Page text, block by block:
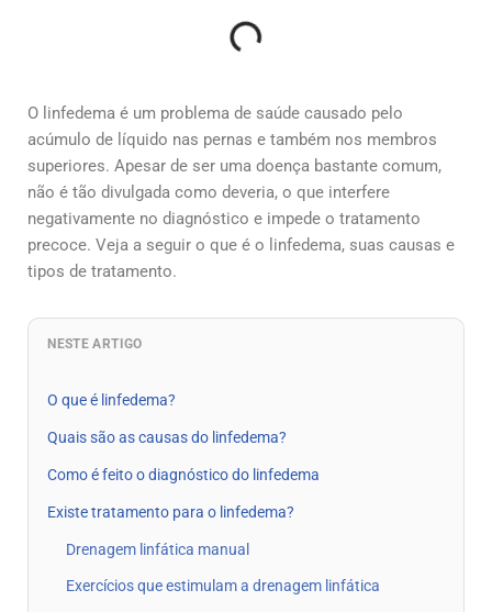
O linfedema é um problema de saúde causado pelo
acúmulo de líquido nas pernas e também nos membros
superiores. Apesar de ser uma doença bastante comum,
não é tão divulgada como deveria, o que interfere
negativamente no diagnóstico e impede o tratamento
precoce. Veja a seguir o que é o linfedema, suas causas e
tipos de tratamento.
NESTE ARTIGO
O que é linfedema?
Quais são as causas do linfedema?
Como é feito o diagnóstico do linfedema
Existe tratamento para o linfedema?
Drenagem linfática manual
Exercícios que estimulam a drenagem linfática